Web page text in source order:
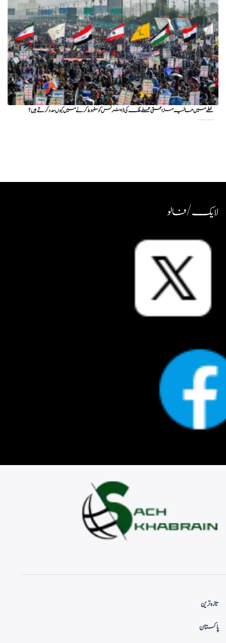
خطے میں حالیہ مزاحمتی حملے ملک کی ڈیٹرنس کو مضبوط کرنے میں کیوں مدد کرتے ہیں؟
لایک / فالو
تازہ ترین
پاکستان